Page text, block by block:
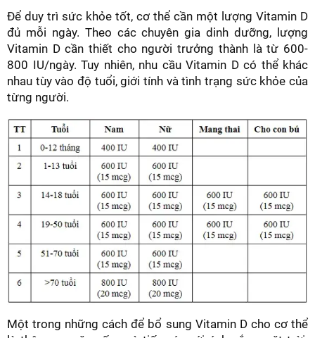
Để duy trì sức khỏe tốt, cơ thể cần một lượng Vitamin D
đủ mỗi ngày. Theo các chuyên gia dinh dưỡng, lượng
Vitamin D cần thiết cho người trưởng thành là từ 600-
800 IU/ngày. Tuy nhiên, nhu cầu Vitamin D có thể khác
nhau tùy vào độ tuổi, giới tính và tình trạng sức khỏe của
từng người.
Một trong những cách để bổ sung Vitamin D cho cơ thể